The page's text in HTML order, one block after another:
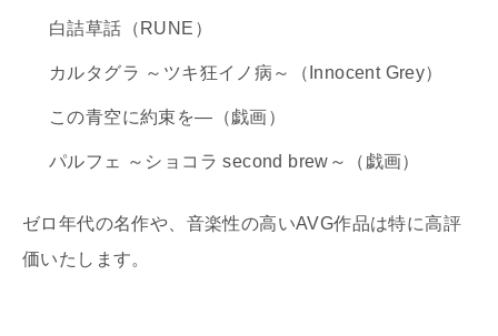
白詰草話（RUNE）
カルタグラ ～ツキ狂イノ病～（Innocent Grey）
この青空に約束を―（戯画）
パルフェ ～ショコラ second brew～（戯画）
ゼロ年代の名作や、音楽性の高いAVG作品は特に高評
価いたします。